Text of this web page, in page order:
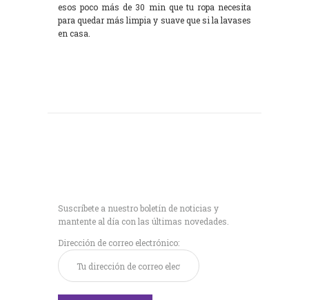
esos poco más de 30 min que tu ropa necesita
para quedar más limpia y suave que si la lavases
en casa.
Suscríbete a nuestro boletín de noticias y
mantente al día con las últimas novedades.
Dirección de correo electrónico: